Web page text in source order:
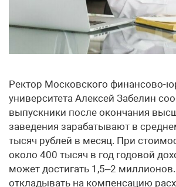
Ректор Московского финансово-
университета Алексей Забелин
выпускники после окончания
заведения зарабатывают в
тысяч рублей в месяц. При
около 400 тысяч в год годовой
может достигать 1,5–2
откладывать на компенсацию